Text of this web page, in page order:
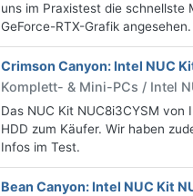
uns im Praxistest die schnellste
GeForce-RTX-Grafik angesehen.
Crimson Canyon: Intel NUC
Komplett- & Mini-PCs / Intel
Das NUC Kit NUC8i3CYSM von
HDD zum Käufer. Wir haben
Infos im Test.
Bean Canyon: Intel NUC Kit